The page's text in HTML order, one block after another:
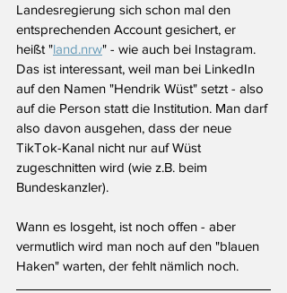
Landesregierung sich schon mal den
entsprechenden Account gesichert, er
heißt "land.nrw" - wie auch bei Instagram.
Das ist interessant, weil man bei LinkedIn
auf den Namen "Hendrik Wüst" setzt - also
auf die Person statt die Institution. Man darf
also davon ausgehen, dass der neue
TikTok-Kanal nicht nur auf Wüst
zugeschnitten wird (wie z.B. beim
Bundeskanzler).
Wann es losgeht, ist noch offen - aber
vermutlich wird man noch auf den "blauen
Haken" warten, der fehlt nämlich noch.